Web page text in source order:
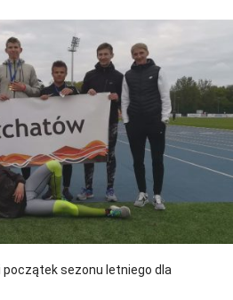
początek sezonu letniego dla